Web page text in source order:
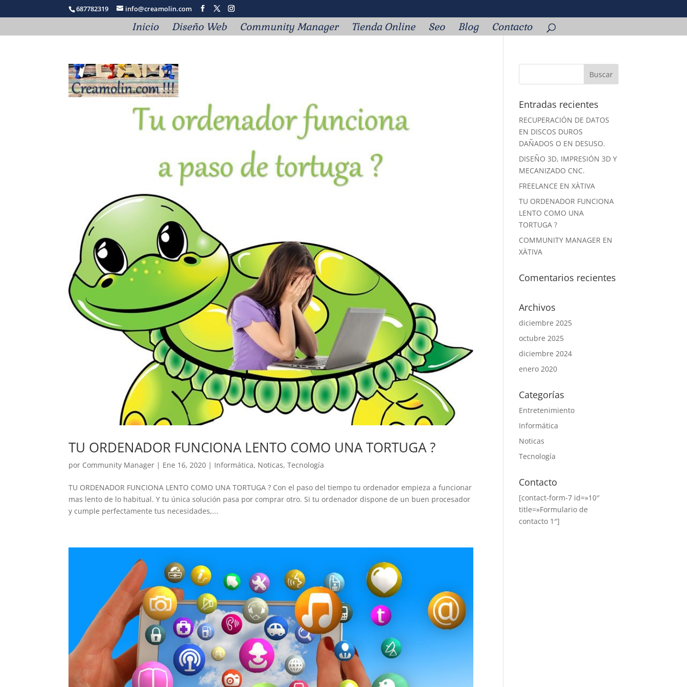
687782319 info@creamolin.com
Inicio Diseño Web Community Manager Tienda Online Seo Blog Contacto
TU ORDENADOR FUNCIONA LENTO COMO UNA TORTUGA ?
por Community Manager | Ene 16, 2020 | Informática, Noticas,Tecnología
TU ORDENADOR FUNCIONA LENTO COMO UNA TORTUGA ? Con el paso del tiempo tu ordenador empieza a funcionar
mas lento de lo habitual. Y tu única solución pasa por comprar otro. Si tu ordenador dispone de un buen procesador
y cumple perfectamente tus necesidades,...
Entradas recientes
RECUPERACIÓN DE DATOS
EN DISCOS DUROS
DAÑADOS O EN DESUSO.
DISEÑO 3D, IMPRESIÓN 3D Y
MECANIZADO CNC.
FREELANCE EN XÀTIVA
TU ORDENADOR FUNCIONA
LENTO COMO UNA
TORTUGA ?
COMMUNITY MANAGER EN
XÀTIVA
Comentarios recientes
Archivos
diciembre 2025
octubre 2025
diciembre 2024
enero 2020
Categorías
Entretenimiento
Informática
Noticas
Tecnología
Contacto
[contact-form-7 id=»10″
title=»Formulario de
contacto 1″]